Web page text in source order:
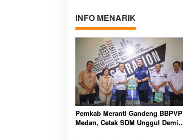
a
s
i
p
o
s
INFO MENARIK
Pemkab Meranti Gandeng BBPVP
Medan, Cetak SDM Unggul Demi